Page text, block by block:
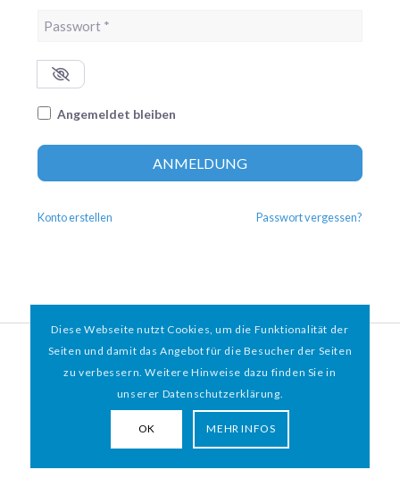
Passwort *
Angemeldet bleiben
ANMELDUNG
Konto erstellen Passwort vergessen?
© 2026 HAMBURGER*MIT HERZ e.V. | WEBDESIGN BY WEBIGAMI
Diese Webseite nutzt Cookies, um die Funktionalität der
Seiten und damit das Angebot für die Besucher der Seiten
zu verbessern. Weitere Hinweise dazu finden Sie in
unserer Datenschutzerklärung.
OK MEHR INFOS